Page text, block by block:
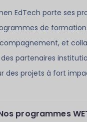
EdTech porte ses
de
et
partenaires
des projets à fort
programmes